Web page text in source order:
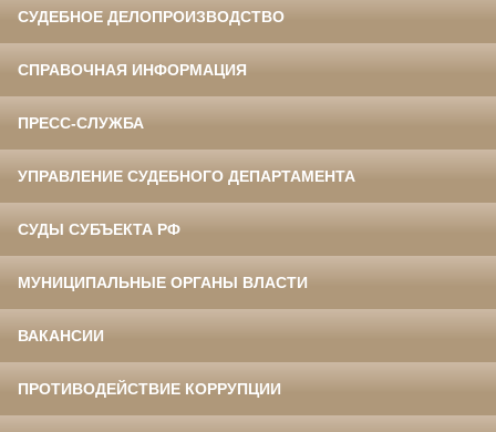
СУДЕБНОЕ ДЕЛОПРОИЗВОДСТВО
СПРАВОЧНАЯ ИНФОРМАЦИЯ
ПРЕСС-СЛУЖБА
УПРАВЛЕНИЕ СУДЕБНОГО ДЕПАРТАМЕНТА
СУДЫ СУБЪЕКТА РФ
МУНИЦИПАЛЬНЫЕ ОРГАНЫ ВЛАСТИ
ВАКАНСИИ
ПРОТИВОДЕЙСТВИЕ КОРРУПЦИИ